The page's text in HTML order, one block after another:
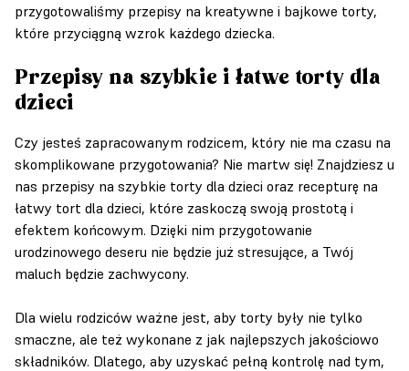
przygotowaliśmy przepisy na kreatywne i bajkowe torty,
które przyciągną wzrok każdego dziecka.
Przepisy na szybkie i łatwe torty dla
dzieci
Czy jesteś zapracowanym rodzicem, który nie ma czasu na
skomplikowane przygotowania? Nie martw się! Znajdziesz u
nas przepisy na szybkie torty dla dzieci oraz recepturę na
łatwy tort dla dzieci, które zaskoczą swoją prostotą i
efektem końcowym. Dzięki nim przygotowanie
urodzinowego deseru nie będzie już stresujące, a Twój
maluch będzie zachwycony.
Dla wielu rodziców ważne jest, aby torty były nie tylko
smaczne, ale też wykonane z jak najlepszych jakościowo
składników. Dlatego, aby uzyskać pełną kontrolę nad tym,